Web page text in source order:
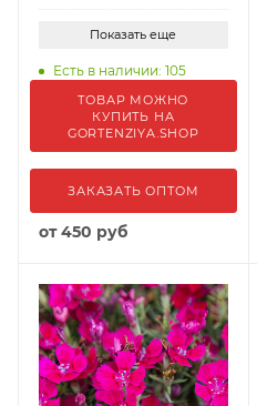
Показать еще
Есть в наличии: 105
ТОВАР МОЖНО
КУПИТЬ НА
GORTENZIYA.SHOP
ЗАКАЗАТЬ ОПТОМ
от450 руб